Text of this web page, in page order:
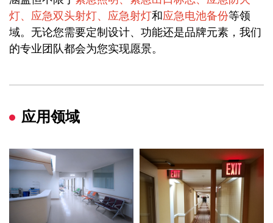
灯、应急双头射灯、应急射灯和应急电池备份等领
域。无论您需要定制设计、功能还是品牌元素，我们
的专业团队都会为您实现愿景。
应用领域